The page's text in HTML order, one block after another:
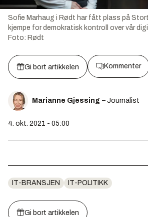
Sofie Marhaug i Rødt har fått plass på
kjempe for demokratisk kontroll over vår
Foto: Rødt
Gi bort artikkelen Kommenter
Marianne Gjessing – Journalist
4. okt. 2021 - 05:00
IT-BRANSJEN IT-POLITIKK
Gi bort artikkelen